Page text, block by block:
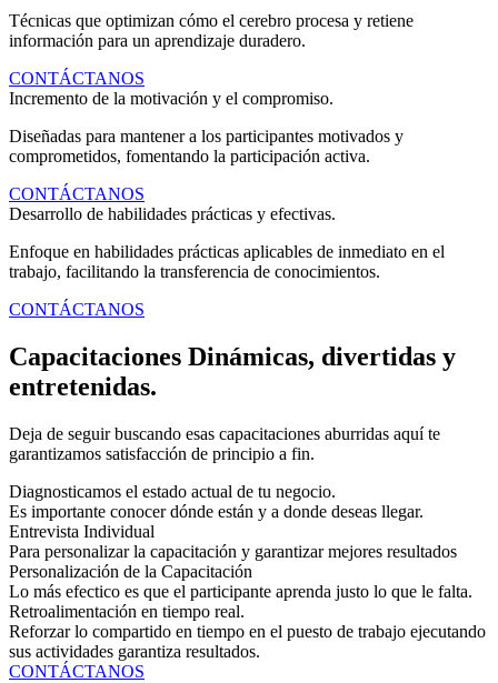
Técnicas que optimizan cómo el cerebro procesa y retiene
información para un aprendizaje duradero.
CONTÁCTANOS
Incremento de la motivación y el compromiso.
Diseñadas para mantener a los participantes motivados y
comprometidos, fomentando la participación activa.
CONTÁCTANOS
Desarrollo de habilidades prácticas y efectivas.
Enfoque en habilidades prácticas aplicables de inmediato en el
trabajo, facilitando la transferencia de conocimientos.
CONTÁCTANOS
Capacitaciones Dinámicas, divertidas y
entretenidas.
Deja de seguir buscando esas capacitaciones aburridas aquí te
garantizamos satisfacción de principio a fin.
Diagnosticamos el estado actual de tu negocio.
Es importante conocer dónde están y a donde deseas llegar.
Entrevista Individual
Para personalizar la capacitación y garantizar mejores resultados
Personalización de la Capacitación
Lo más efectico es que el participante aprenda justo lo que le falta.
Retroalimentación en tiempo real.
Reforzar lo compartido en tiempo en el puesto de trabajo ejecutando
sus actividades garantiza resultados.
CONTÁCTANOS